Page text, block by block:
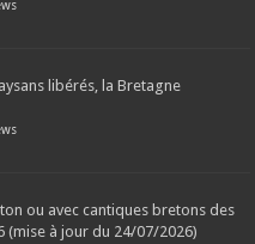
libérés, la Bretagne
ou avec cantiques bretons des
(mise à jour du 24/07/2026)